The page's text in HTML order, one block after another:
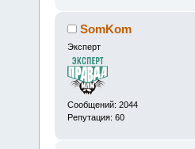
SomKom
Эксперт
Сообщений: 2044
Репутация: 60